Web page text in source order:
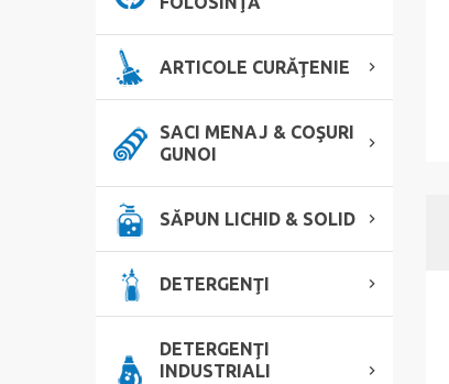
ARTICOLE CURĂŢENIE
SACI MENAJ & COŞURI
GUNOI
SĂPUN LICHID & SOLID
DETERGENŢI
DETERGENŢI
INDUSTRIALI